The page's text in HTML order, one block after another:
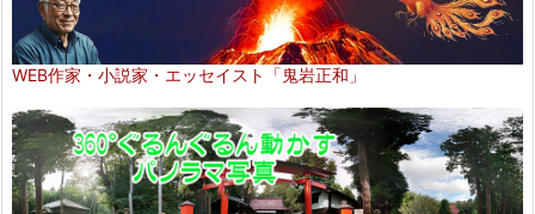
WEB作家・小説家・エッセイスト「鬼岩正和」